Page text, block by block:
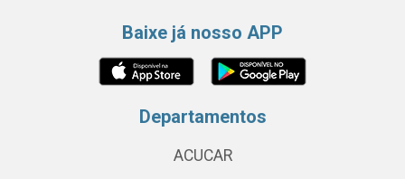
Baixe já nosso APP
Departamentos
ACUCAR